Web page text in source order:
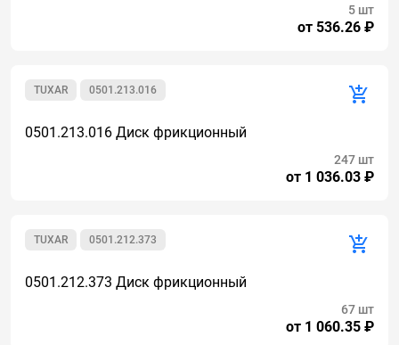
от 536.26 ₽
5 шт
0501.213.016
TUXAR
0501.213.016 Диск фрикционный
от 1 036.03 ₽
247 шт
0501.212.373
TUXAR
0501.212.373 Диск фрикционный
от 1 060.35 ₽
67 шт